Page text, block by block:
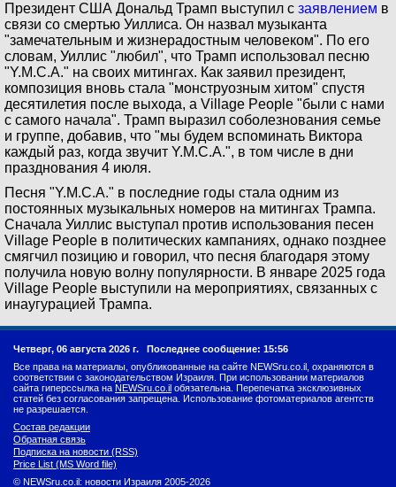
Президент США Дональд Трамп выступил с заявлением в
связи со смертью Уиллиса. Он назвал музыканта
"замечательным и жизнерадостным человеком". По его
словам, Уиллис "любил", что Трамп использовал песню
"Y.M.C.A." на своих митингах. Как заявил президент,
композиция вновь стала "монструозным хитом" спустя
десятилетия после выхода, а Village People "были с нами
с самого начала". Трамп выразил соболезнования семье
и группе, добавив, что "мы будем вспоминать Виктора
каждый раз, когда звучит Y.M.C.A.", в том числе в дни
празднования 4 июля.
Песня "Y.M.C.A." в последние годы стала одним из
постоянных музыкальных номеров на митингах Трампа.
Сначала Уиллис выступал против использования песен
Village People в политических кампаниях, однако позднее
смягчил позицию и говорил, что песня благодаря этому
получила новую волну популярности. В январе 2025 года
Village People выступили на мероприятиях, связанных с
инаугурацией Трампа.
Четверг, 06 августа 2026 г. Последнее сообщение: 15:56
Все права на материалы, опубликованные на сайте NEWSru.co.il, охраняются в
соответствии с законодательством Израиля. При использовании материалов
сайта гиперссылка на NEWSru.co.il обязательна. Перепечатка эксклюзивных
статей без согласования запрещена. Использование фотоматериалов агентств
не разрешается.
Состав редакции
Обратная связь
Подписка на новости (RSS)
Price List (MS Word file)
© NEWSru.co.il: новости Израиля 2005-2026